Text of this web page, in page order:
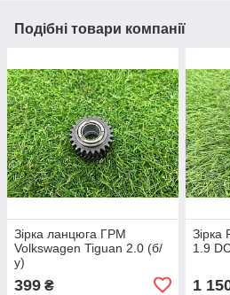
Подібні товари компанії
Зірка ланцюга ГРМ
Volkswagen Tiguan 2.0 (б/
у)
399 ₴
Зірка
1.9
1